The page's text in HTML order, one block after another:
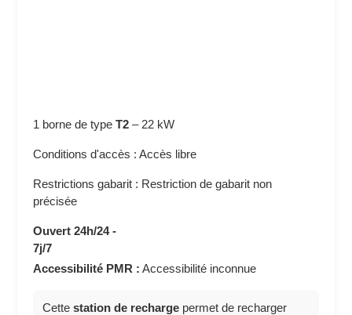
1 borne de typeT2 – 22 kW
Conditions d'accès : Accès libre
Restrictions gabarit : Restriction de gabarit non
précisée
Ouvert 24h/24 -
7j/7
Accessibilité PMR : Accessibilité inconnue
Cettestation de recharge permet de recharger